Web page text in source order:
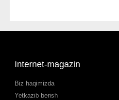
Internet-magazin
Biz haqimizda
Yetkazib berish